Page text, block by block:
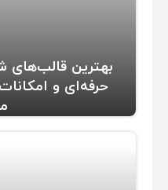
بهترین قالب‌های
حرفه‌ای و